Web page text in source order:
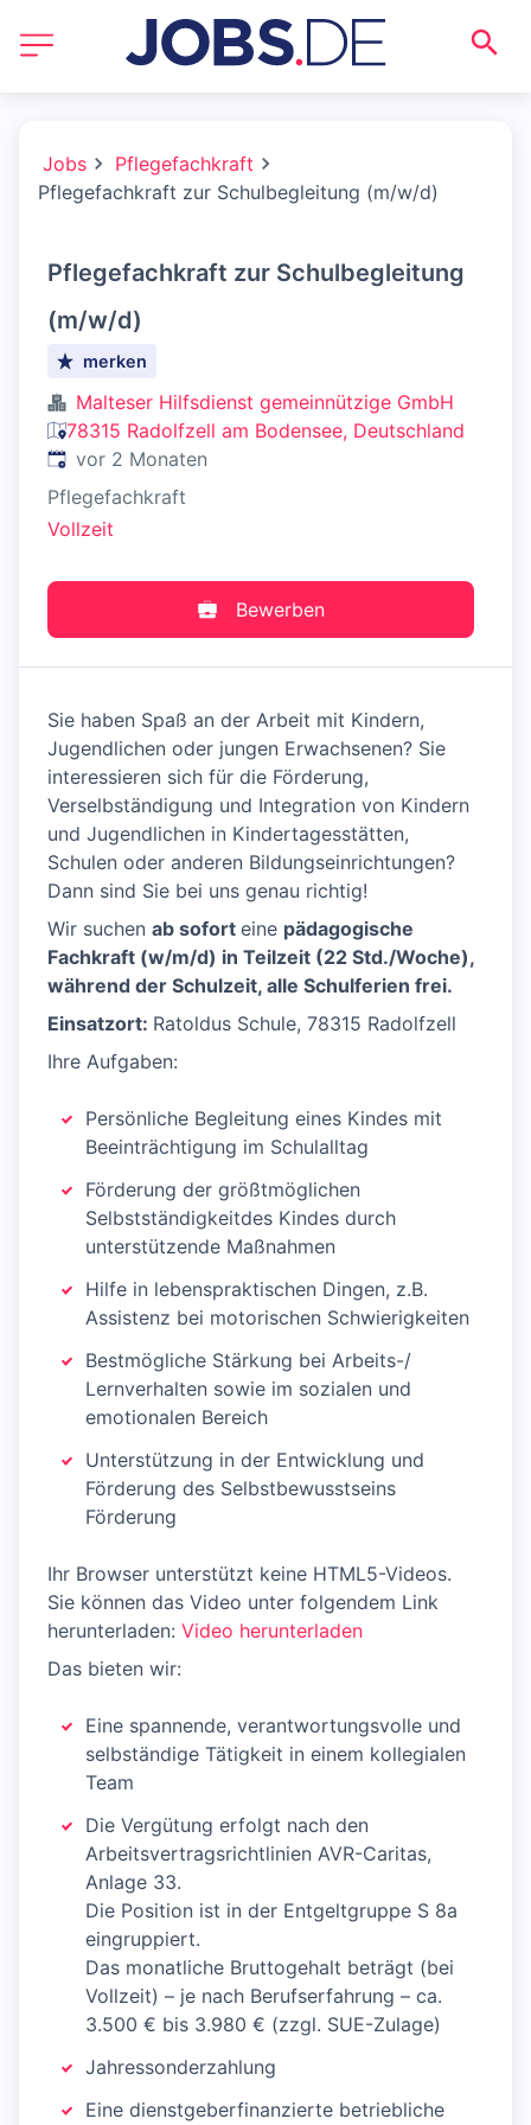
Jobs
Pflegefachkraft
Pflegefachkraft zur Schulbegleitung (m/w/d)
Pflegefachkraft zur Schulbegleitung
(m/w/d)
merken
Malteser Hilfsdienst gemeinnützige GmbH
78315 Radolfzell am Bodensee, Deutschland
Veröffentlicht:
vor 2 Monaten
Pflegefachkraft
Vollzeit
Bewerben
Sie haben Spaß an der Arbeit mit Kindern,
Jugendlichen oder jungen Erwachsenen? Sie
interessieren sich für die Förderung,
Verselbständigung und Integration von Kindern
und Jugendlichen in Kindertagesstätten,
Schulen oder anderen Bildungseinrichtungen?
Dann sind Sie bei uns genau richtig!
Wir suchen ab sofort eine pädagogische
Fachkraft (w/m/d) in Teilzeit (22 Std./Woche),
während der Schulzeit, alle Schulferien frei.
Einsatzort: Ratoldus Schule, 78315 Radolfzell
Ihre Aufgaben:
Persönliche Begleitung eines Kindes mit
Beeinträchtigung im Schulalltag
Förderung der größtmöglichen
Selbstständigkeitdes Kindes durch
unterstützende Maßnahmen
Hilfe in lebenspraktischen Dingen, z.B.
Assistenz bei motorischen Schwierigkeiten
Bestmögliche Stärkung bei Arbeits-/
Lernverhalten sowie im sozialen und
emotionalen Bereich
Unterstützung in der Entwicklung und
Förderung des Selbstbewusstseins
Förderung
Ihr Browser unterstützt keine HTML5-Videos.
Sie können das Video unter folgendem Link
herunterladen: Video herunterladen
Das bieten wir:
Eine spannende, verantwortungsvolle und
selbständige Tätigkeit in einem kollegialen
Team
Die Vergütung erfolgt nach den
Arbeitsvertragsrichtlinien AVR-Caritas,
Anlage 33.
Die Position ist in der Entgeltgruppe S 8a
eingruppiert.
Das monatliche Bruttogehalt beträgt (bei
Vollzeit) – je nach Berufserfahrung – ca.
3.500 € bis 3.980 € (zzgl. SUE-Zulage)
Jahressonderzahlung
Eine dienstgeberfinanzierte betriebliche